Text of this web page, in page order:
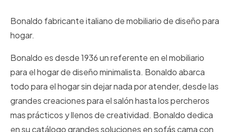
Bonaldo fabricante italiano de mobiliario de diseño para
hogar.
Bonaldo es desde 1936 un referente en el mobiliario
para el hogar de diseño minimalista. Bonaldo abarca
todo para el hogar sin dejar nada por atender, desde las
grandes creaciones para el salón hasta los percheros
mas prácticos y llenos de creatividad. Bonaldo dedica
en su catálogo grandes soluciones en sofás cama con